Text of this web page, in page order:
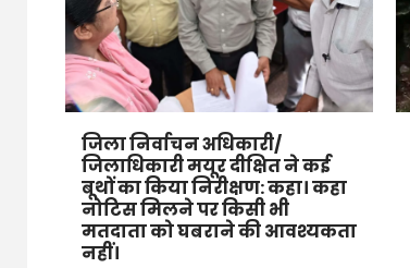
जिला निर्वाचन अधिकारी/
जिलाधिकारी मयूर दीक्षित ने कई
बूथों का किया निरीक्षण: कहा। कहा
नोटिस मिलने पर किसी भी
मतदाता को घबराने की आवश्यकता
नहीं।